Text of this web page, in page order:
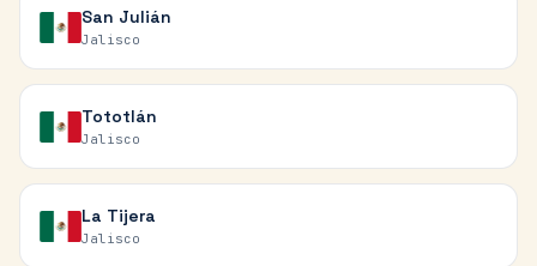
San Julián
Jalisco
Tototlán
Jalisco
La Tijera
Jalisco